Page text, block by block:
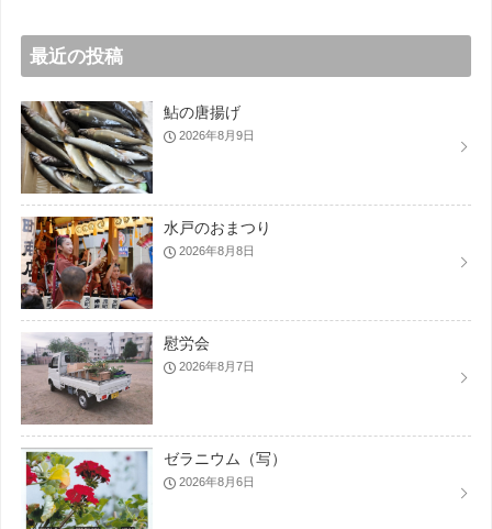
最近の投稿
鮎の唐揚げ
2026年8月9日
水戸のおまつり
2026年8月8日
慰労会
2026年8月7日
ゼラニウム（写）
2026年8月6日